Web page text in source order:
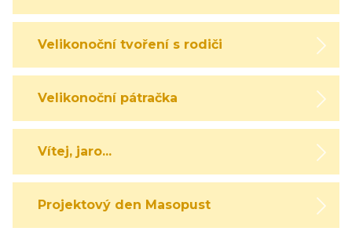
Velikonoční tvoření s rodiči
Velikonoční pátračka
Vítej, jaro...
Projektový den Masopust